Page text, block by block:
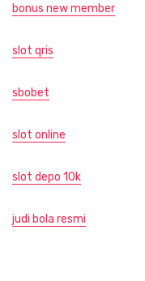
bonus new member
slot qris
sbobet
slot online
slot depo 10k
judi bola resmi